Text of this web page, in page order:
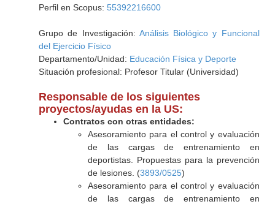
Perfil en Scopus: 55392216600
Grupo de Investigación: Análisis Biológico y Funcional
del Ejercicio Físico
Departamento/Unidad: Educación Física y Deporte
Situación profesional: Profesor Titular (Universidad)
Responsable de los siguientes
proyectos/ayudas en la US:
Contratos con otras entidades:
Asesoramiento para el control y evaluación
de las cargas de entrenamiento en
deportistas. Propuestas para la prevención
de lesiones. (3893/0525)
Asesoramiento para el control y evaluación
de las cargas de entrenamiento en